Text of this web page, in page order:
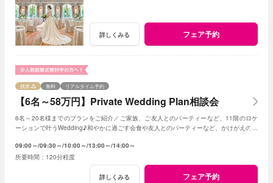
詳しくみる フェア予約
【6名～58万円】Private Wedding Plan相談会
残席 無料 リアルタイム予約
6名～20名様までのプランをご紹介／ご家族、ご友人とのパーティーなど、11階のロケ
ーションで叶うWedding♪和やかに過ごす会食や友人とのパーティーなど、かけがえのな
09:00～ 09:30～ 10:00～ 13:00～ 14:00～
120分程度
詳しくみる フェア予約